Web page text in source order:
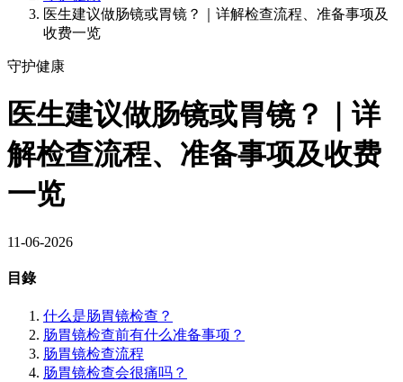
医生建议做肠镜或胃镜？｜详解检查流程、准备事项及
收费一览
守护健康
医生建议做肠镜或胃镜？｜详
解检查流程、准备事项及收费
一览
11-06-2026
目錄
什么是肠胃镜检查？
肠胃镜检查前有什么准备事项？
肠胃镜检查流程
肠胃镜检查会很痛吗？